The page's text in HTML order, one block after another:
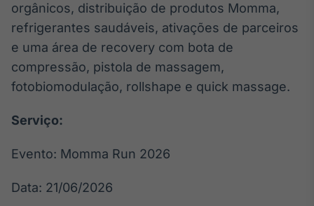
Broadcast
Fundos
A melhor
plataforma para
analisar fundos
Em breve
orgânicos, distribuição de produtos Momma,
refrigerantes saudáveis, ativações de parceiros
e uma área de recovery com bota de
compressão, pistola de massagem,
fotobiomodulação, rollshape e quick massage.
Serviço:
Evento: Momma Run 2026
Data: 21/06/2026